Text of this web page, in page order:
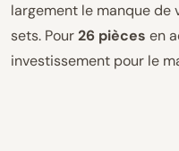
largement le manque
sets. Pour26 pièces en
investissement pour le